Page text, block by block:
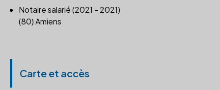
Notaire salarié (2021 - 2021)
(80) Amiens
Carte et accès